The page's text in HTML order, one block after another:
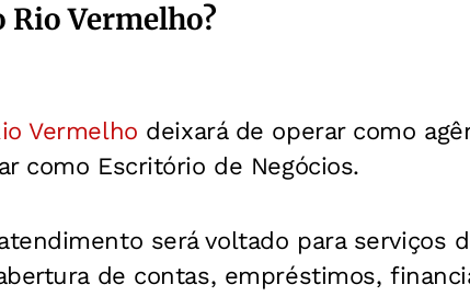
Rio Vermelho?
Vermelho deixará de operar como
como Escritório de Negócios.
será voltado para serviços
de contas, empréstimos,